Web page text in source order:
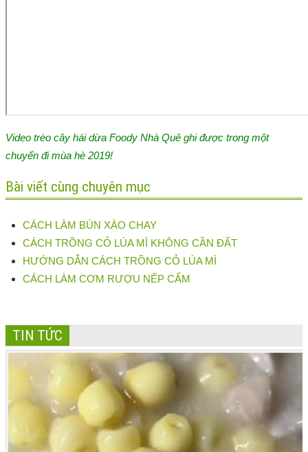
Video trèo cây hái dừa Foody Nhà Quê ghi được trong một
chuyến đi mùa hè 2019!
Bài viết cùng chuyên mục
CÁCH LÀM BÚN XÀO CHAY
CÁCH TRỒNG CỎ LÚA MÌ KHÔNG CẦN ĐẤT
HƯỚNG DẪN CÁCH TRỒNG CỎ LÚA MÌ
CÁCH LÀM CƠM RƯỢU NẾP CẨM
TIN TỨC